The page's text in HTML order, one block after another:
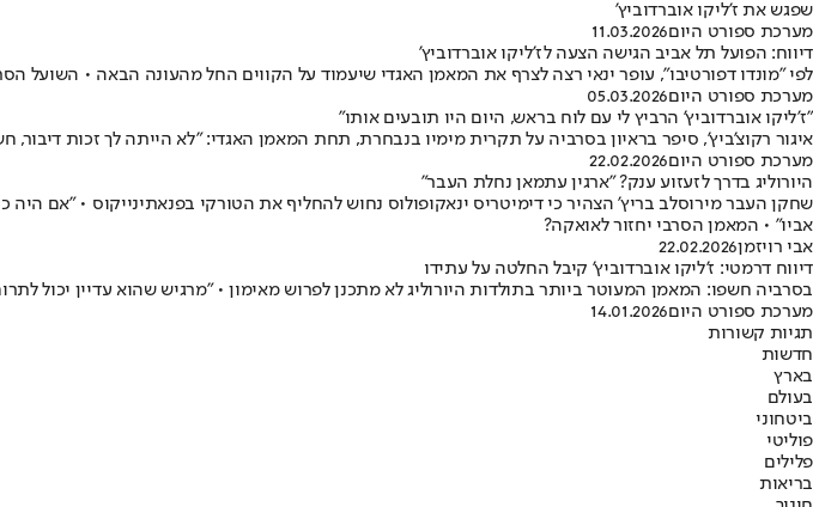
שפגש את ז'ליקו אוברדוביץ'
מערכת ספורט היום11.03.2026
דיווח: הפועל תל אביב הגישה הצעה לז'ליקו אוברדוביץ'
לפי "מונדו דפורטיבו", עופר ינאי רצה לצרף את המאמן האגדי שיעמוד על הקווים החל מהעונה הבאה •
מערכת ספורט היום05.03.2026
"ז'ליקו אוברדוביץ' הרביץ לי עם לוח בראש, היום היו תובעים אותו"
איגור רקוצ'ביץ', סיפר בראיון בסרביה על תקרית מימיו בנבחרת, תחת המאמן האגדי: "לא הייתה לך זכות
מערכת ספורט היום22.02.2026
היורוליג בדרך לזעזוע ענק? "ארגין עתמאן נחלת העבר"
שחקן העבר מירוסלב בריץ' הצהיר כי דימיטריס ינאקופולוס נחוש להחליף את הטורקי בפנאתינייקוס • "אם היה
אביו" • המאמן הסרבי יחזור לאואקה?
אבי רויזמן22.02.2026
דיווח דרמטי: ז'ליקו אוברדוביץ' קיבל החלטה על עתידו
בסרביה חשפו: המאמן המעוטר ביותר בתולדות היורוליג לא מתכנן לפרוש מאימון • "מרגיש שהוא עדיין
מערכת ספורט היום14.01.2026
תגיות קשורות
חדשות
בארץ
בעולם
ביטחוני
פוליטי
פלילים
בריאות